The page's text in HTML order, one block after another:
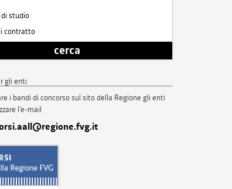
studio
contratto
cerca
gli enti
i bandi di concorso sul sito della Regione gli enti
l'e-mail